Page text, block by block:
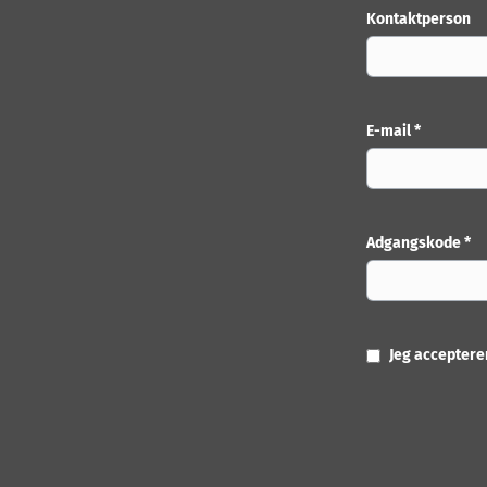
Kontaktperson
E-mail *
Adgangskode *
Jeg